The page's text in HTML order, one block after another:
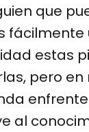
que
fácilmente
estas
pero
al